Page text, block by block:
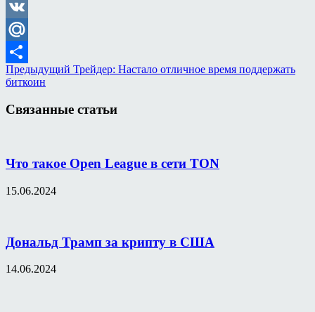
Odnoklassniki
VK
Mail.Ru
Отправить
Предыдущий Трейдер: Настало отличное время поддержать
биткоин
Связанные статьи
Что такое Open League в сети TON
15.06.2024
Дональд Трамп за крипту в США
14.06.2024